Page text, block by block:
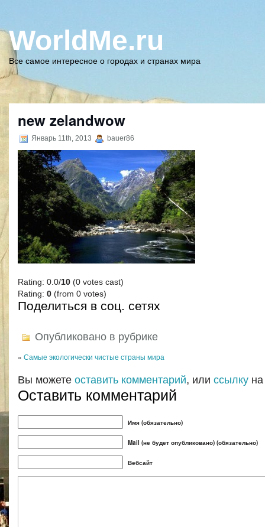
WorldMe.ru
Все самое интересное о городах и странах мира
new zelandwow
Январь 11th, 2013 bauer86
Rating: 0.0/10 (0 votes cast)
Rating: 0 (from 0 votes)
Поделиться в соц. сетях
Опубликовано в рубрике
« Самые экологически чистые страны мира
Вы можетеоставить комментарий, или ссылку
Оставить комментарий
Имя (обязательно)
Mail (не будет опубликовано) (обязательно)
Вебсайт